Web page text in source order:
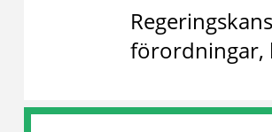
förordningar,